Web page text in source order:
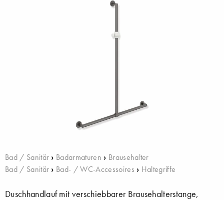
Bad / Sanitär › Badarmaturen › Brausehalter
Bad / Sanitär › Bad- / WC-Accessoires › Haltegriffe
Duschhandlauf mit verschiebbarer Brausehalterstange,